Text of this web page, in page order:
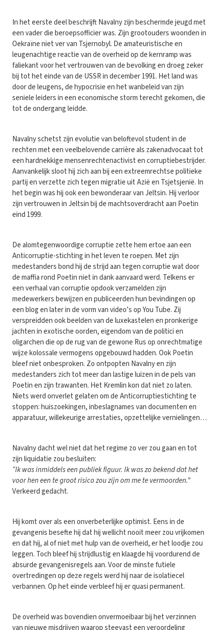
In het eerste deel beschrijft Navalny zijn beschermde jeugd met
een vader die beroepsofficier was. Zijn grootouders woonden in
Oekraïne niet ver van Tsjernobyl. De amateuristische en
leugenachtige reactie van de overheid op de kernramp was
faliekant voor het vertrouwen van de bevolking en droeg zeker
bij tot het einde van de USSR in december 1991. Het land was
door de leugens, de hypocrisie en het wanbeleid van zijn
seniele leiders in een economische storm terecht gekomen, die
tot de ondergang leidde.
Navalny schetst zijn evolutie van beloftevol student in de
rechten met een veelbelovende carrière als zakenadvocaat tot
een hardnekkige mensenrechtenactivist en corruptiebestrijder.
Aanvankelijk sloot hij zich aan bij een extreemrechtse politieke
partij en verzette zich tegen migratie uit Azië en Tsjetsjenië. In
het begin was hij ook een bewonderaar van Jeltsin. Hij verloor
zijn vertrouwen in Jeltsin bij de machtsoverdracht aan Poetin
eind 1999.
De alomtegenwoordige corruptie zette hem ertoe aan een
Anticorruptie-stichting in het leven te roepen. Met zijn
medestanders bond hij de strijd aan tegen corruptie wat door
de maffia rond Poetin niet in dank aanvaard werd. Telkens er
een verhaal van corruptie opdook verzamelden zijn
medewerkers bewijzen en publiceerden hun bevindingen op
een blog en later in de vorm van video’s op You Tube. Zij
verspreidden ook beelden van de luxekastelen en pronkerige
jachten in exotische oorden, eigendom van de politici en
oligarchen die op de rug van de gewone Rus op onrechtmatige
wijze kolossale vermogens opgebouwd hadden. Ook Poetin
bleef niet onbesproken. Zo ontpopten Navalny en zijn
medestanders zich tot meer dan lastige luizen in de pels van
Poetin en zijn trawanten. Het Kremlin kon dat niet zo laten.
Niets werd onverlet gelaten om de Anticorruptiestichting te
stoppen: huiszoekingen, inbeslagnames van documenten en
apparatuur, willekeurige arrestaties, opzettelijke vernielingen…
Navalny dacht wel niet dat het regime zo ver zou gaan en tot
zijn liquidatie zou besluiten:
“Ik was inmiddels een publiek figuur. Ik was zo bekend dat het
voor hen een te groot risico zou zijn om me te vermoorden.”
Verkeerd gedacht.
Hij komt over als een onverbeterlijke optimist. Eens in de
gevangenis besefte hij dat hij wellicht nooit meer zou vrijkomen
en dat hij, al of niet met hulp van de overheid, er het loodje zou
leggen. Toch bleef hij strijdlustig en klaagde hij voordurend de
absurde gevangenisregels aan. Voor de minste futiele
overtredingen op deze regels werd hij naar de isolatiecel
verbannen. Op het einde verbleef hij er quasi permanent.
De overheid was bovendien onvermoeibaar bij het verzinnen
van nieuwe misdrijven waarop steevast een veroordeling